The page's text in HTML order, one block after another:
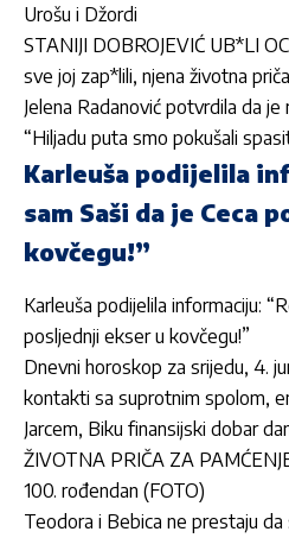
Urošu i Džordi
STANIJI DOBROJEVIĆ UB*LI
sve joj zap*lili, njena životna
Jelena Radanović potvrdila da
“Hiljadu puta smo pokušali
Karleuša podijelila
sam Saši da je Ceca
kovčegu!”
Karleuša podijelila informaciju:
posljednji ekser u kovčegu!”
Dnevni horoskop za srijedu, 4.
kontakti sa suprotnim spolom,
Jarcem, Biku finansijski dobar
ŽIVOTNA PRIČA ZA
100. rođendan (FOTO)
Teodora i Bebica ne prestaju